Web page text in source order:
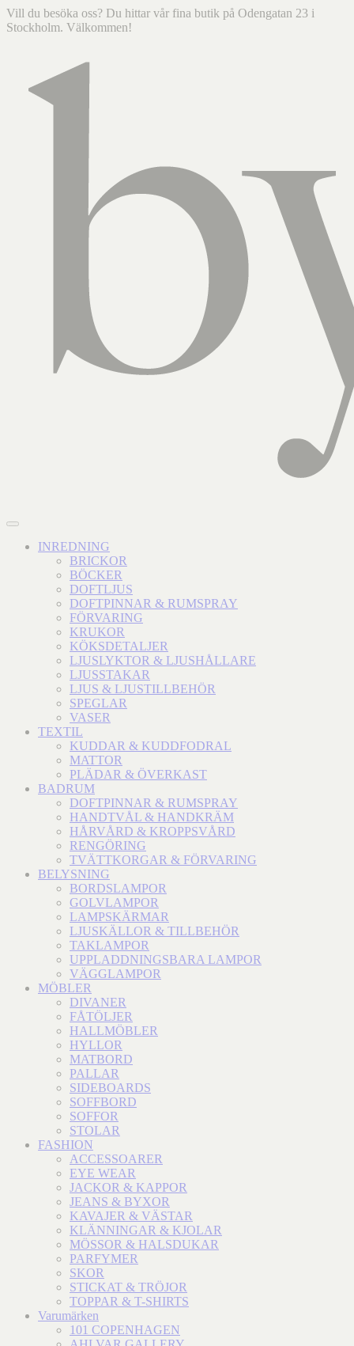
Vill du besöka oss? Du hittar vår fina butik på Odengatan 23 i
Stockholm. Välkommen!
INREDNING
BRICKOR
BÖCKER
DOFTLJUS
DOFTPINNAR & RUMSPRAY
FÖRVARING
KRUKOR
KÖKSDETALJER
LJUSLYKTOR & LJUSHÅLLARE
LJUSSTAKAR
LJUS & LJUSTILLBEHÖR
SPEGLAR
VASER
TEXTIL
KUDDAR & KUDDFODRAL
MATTOR
PLÄDAR & ÖVERKAST
BADRUM
DOFTPINNAR & RUMSPRAY
HANDTVÅL & HANDKRÄM
HÅRVÅRD & KROPPSVÅRD
RENGÖRING
TVÄTTKORGAR & FÖRVARING
BELYSNING
BORDSLAMPOR
GOLVLAMPOR
LAMPSKÄRMAR
LJUSKÄLLOR & TILLBEHÖR
TAKLAMPOR
UPPLADDNINGSBARA LAMPOR
VÄGGLAMPOR
MÖBLER
DIVANER
FÅTÖLJER
HALLMÖBLER
HYLLOR
MATBORD
PALLAR
SIDEBOARDS
SOFFBORD
SOFFOR
STOLAR
FASHION
ACCESSOARER
EYE WEAR
JACKOR & KAPPOR
JEANS & BYXOR
KAVAJER & VÄSTAR
KLÄNNINGAR & KJOLAR
MÖSSOR & HALSDUKAR
PARFYMER
SKOR
STICKAT & TRÖJOR
TOPPAR & T-SHIRTS
Varumärken
101 COPENHAGEN